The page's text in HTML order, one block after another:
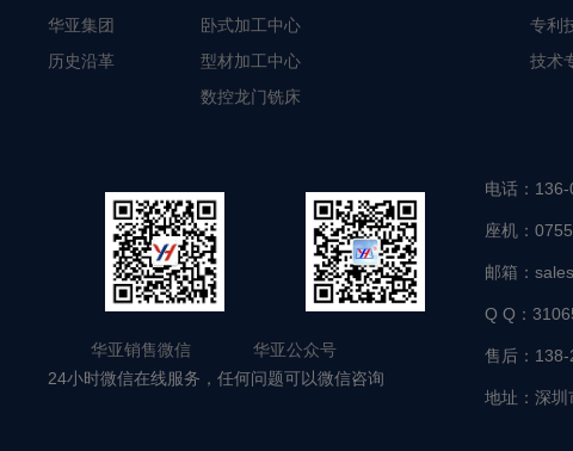
华亚集团
历史沿革
卧式加工中心
型材加工中心
数控龙门铣床
专利
技术
华亚销售微信 华亚公众号
24小时微信在线服务，任何问题可以微信咨询
电话：
座机：
邮箱：
Q Q：
售后：
地址： 深圳